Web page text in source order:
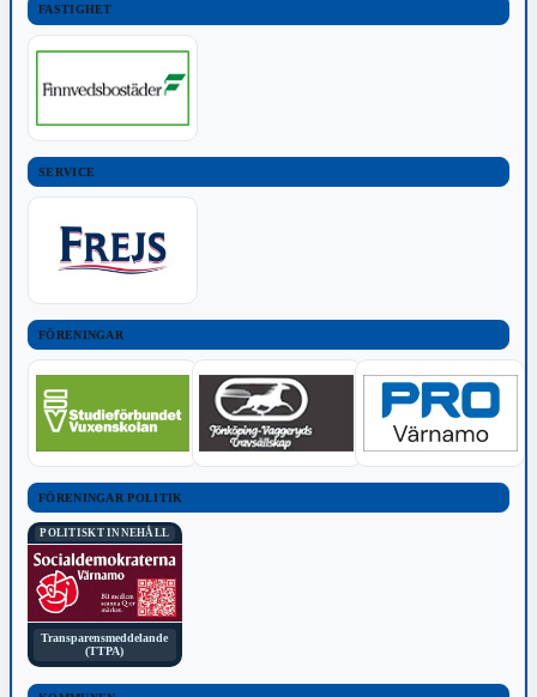
FASTIGHET
SERVICE
FÖRENINGAR
FÖRENINGAR POLITIK
POLITISKT INNEHÅLL
Transparensmeddelande
(TTPA)